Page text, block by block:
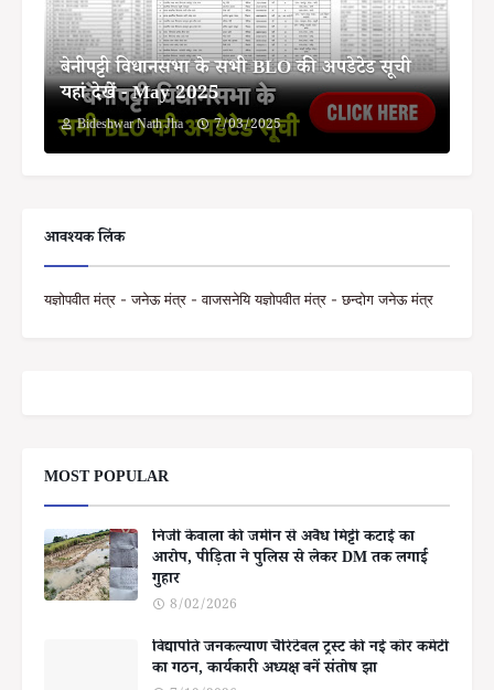
बेनीपट्टी विधानसभा के सभी BLO की अपडेटेड सूची
यहां देखें - May 2025
Bideshwar Nath Jha 7/03/2025
आवश्यक लिंक
यज्ञोपवीत मंत्र - जनेऊ मंत्र - वाजसनेयि यज्ञोपवीत मंत्र - छन्दोग जनेऊ मंत्र
MOST POPULAR
निजी केवाला की जमीन से अवैध मिट्टी कटाई का
आरोप, पीड़िता ने पुलिस से लेकर DM तक लगाई
गुहार
8/02/2026
विद्यापति जनकल्याण चैरिटेबल ट्रस्ट की नई कोर कमेटी
का गठन, कार्यकारी अध्यक्ष बनें संतोष झा